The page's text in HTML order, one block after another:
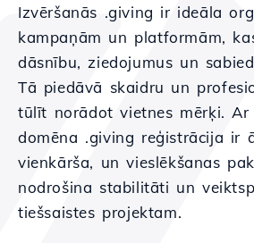
Izvēršanās .giving ir ideāla
kampaņām un platformām,
dāsnību, ziedojumus un
Tā piedāvā skaidru un
tūlīt norādot vietnes mērķi. Ar
domēna .giving reģistrācija ir
vienkārša, un vieslēkšanas
nodrošina stabilitāti un
tiešsaistes projektam.